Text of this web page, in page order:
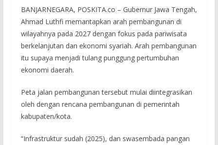
BANJARNEGARA, POSKITA.co – Gubernur Jawa Tengah,
Ahmad Luthfi memantapkan arah pembangunan di
wilayahnya pada 2027 dengan fokus pada pariwisata
berkelanjutan dan ekonomi syariah. Arah pembangunan
itu supaya menjadi tulang punggung pertumbuhan
ekonomi daerah.
Peta jalan pembangunan tersebut mulai diintegrasikan
oleh dengan rencana pembangunan di pemerintah
kabupaten/kota.
“Infrastruktur sudah (2025), dan swasembada pangan